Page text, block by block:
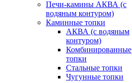
Печи-камины АКВА (с
водяным контуром)
Каминные топки
АКВА (с водяным
контуром)
Комбинированные
топки
Стальные топки
Чугунные топки